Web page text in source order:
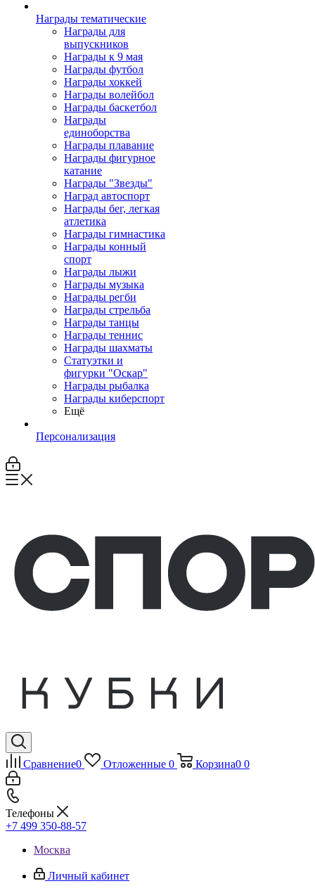
Награды тематические
Награды для
выпускников
Награды к 9 мая
Награды футбол
Награды хоккей
Награды волейбол
Награды баскетбол
Награды
единоборства
Награды плавание
Награды фигурное
катание
Награды "Звезды"
Наград автоспорт
Награды бег, легкая
атлетика
Награды гимнастика
Награды конный
спорт
Награды лыжи
Награды музыка
Награды регби
Награды стрельба
Награды танцы
Награды теннис
Награды шахматы
Статуэтки и
фигурки "Оскар"
Награды рыбалка
Награды киберспорт
Ещё
Персонализация
Сравнение0 Отложенные 0 Корзина0 0
Телефоны
+7 499 350-88-57
Москва
Личный кабинет